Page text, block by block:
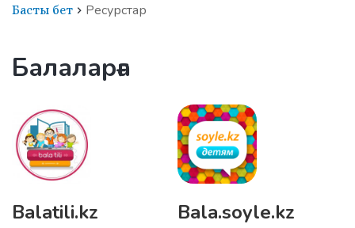
Басты бет Ресурстар
Балаларға
Balatili.kz Bala.soyle.kz